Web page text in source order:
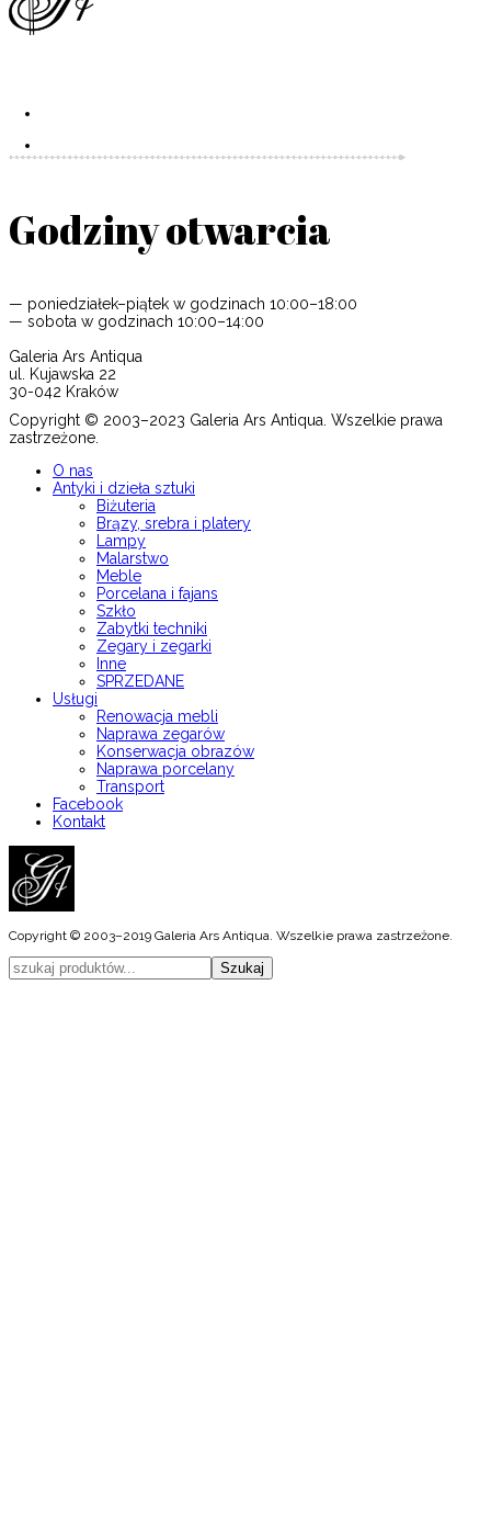
Godziny otwarcia
— poniedziałek–piątek w godzinach 10:00–18:00
— sobota w godzinach 10:00–14:00
Galeria Ars Antiqua
ul. Kujawska 22
30-042 Kraków
Copyright © 2003–2023 Galeria Ars Antiqua. Wszelkie prawa
zastrzeżone.
O nas
Antyki i dzieła sztuki
Biżuteria
Brązy, srebra i platery
Lampy
Malarstwo
Meble
Porcelana i fajans
Szkło
Zabytki techniki
Zegary i zegarki
Inne
SPRZEDANE
Usługi
Renowacja mebli
Naprawa zegarów
Konserwacja obrazów
Naprawa porcelany
Transport
Facebook
Kontakt
Copyright © 2003–2019 Galeria Ars Antiqua. Wszelkie prawa zastrzeżone.
Szukaj